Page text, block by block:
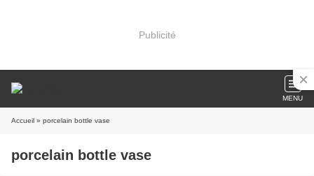
Publicité
MENU
Accueil » porcelain bottle vase
porcelain bottle vase